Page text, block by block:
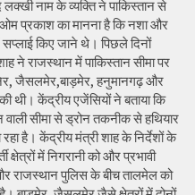
नाम के व्यक्ति ने पाकिस्तान से
प्रकाश का मानना है कि नशा और
सप्लाई किए जाने थे। पिछले दिनों
ने राजस्थान में पाकिस्तान सीमा पर
जैसलमेर,बाड़मेर, हनुमानगढ़ और
थी। केंद्रीय एजेंसियों ने बताया कि
वाली सीमा से ड्रोन तकनीक से हथियार
है। केंद्रीय मंत्री शाह के निर्देशों के
क्षेत्रों में निगरानी को और प्रभावी
राजस्थान पुलिस के बीच तालमेल को